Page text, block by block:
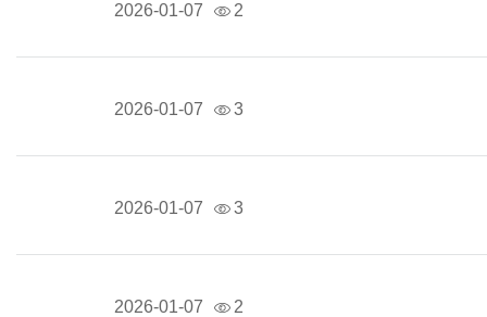
2026-01-07 2
2026-01-07 3
2026-01-07 3
2026-01-07 2